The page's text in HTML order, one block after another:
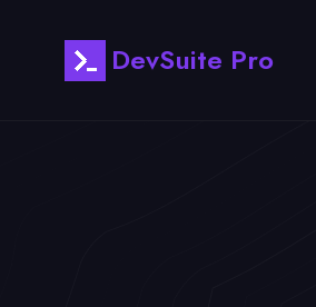
DevSuite Pro